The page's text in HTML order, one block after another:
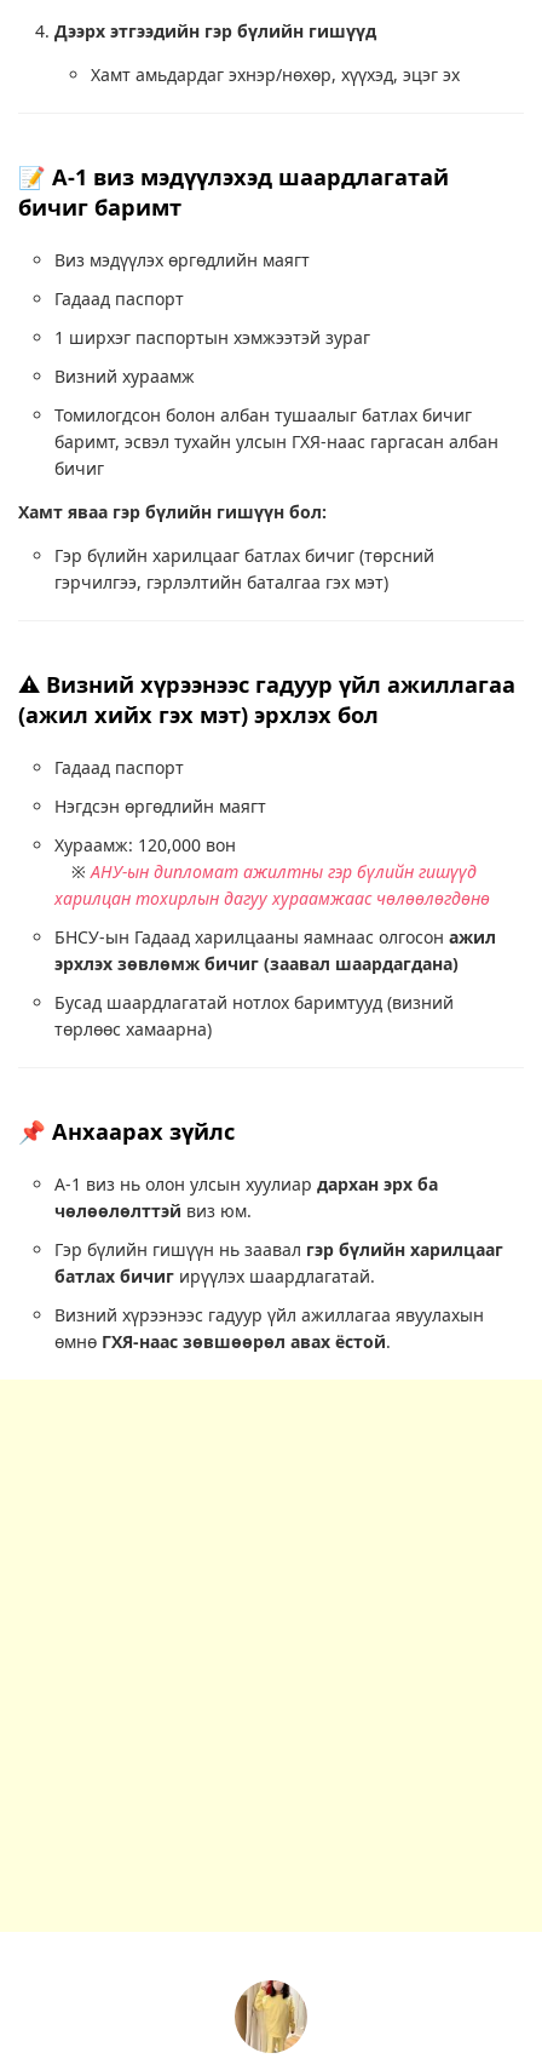
Дээрх этгээдийн гэр бүлийн гишүүд
Хамт амьдардаг эхнэр/нөхөр, хүүхэд, эцэг эх
📝 A-1 виз мэдүүлэхэд шаардлагатай
бичиг баримт
Виз мэдүүлэх өргөдлийн маягт
Гадаад паспорт
1 ширхэг паспортын хэмжээтэй зураг
Визний хураамж
Томилогдсон болон албан тушаалыг батлах бичиг
баримт, эсвэл тухайн улсын ГХЯ-наас гаргасан албан
бичиг
Хамт яваа гэр бүлийн гишүүн бол:
Гэр бүлийн харилцааг батлах бичиг (төрсний
гэрчилгээ, гэрлэлтийн баталгаа гэх мэт)
⚠️ Визний хүрээнээс гадуур үйл ажиллагаа
(ажил хийх гэх мэт) эрхлэх бол
Гадаад паспорт
Нэгдсэн өргөдлийн маягт
Хураамж: 120,000 вон
※АНУ-ын дипломат ажилтны гэр бүлийн гишүүд
харилцан тохирлын дагуу хураамжаас чөлөөлөгдөнө
БНСУ-ын Гадаад харилцааны яамнаас олгосон ажил
эрхлэх зөвлөмж бичиг (заавал шаардагдана)
Бусад шаардлагатай нотлох баримтууд (визний
төрлөөс хамаарна)
📌 Анхаарах зүйлс
A-1 виз нь олон улсын хуулиар дархан эрх ба
чөлөөлөлттэй виз юм.
Гэр бүлийн гишүүн нь заавал гэр бүлийн харилцааг
батлах бичиг ирүүлэх шаардлагатай.
Визний хүрээнээс гадуур үйл ажиллагаа явуулахын
өмнө ГХЯ-наас зөвшөөрөл авах ёстой.